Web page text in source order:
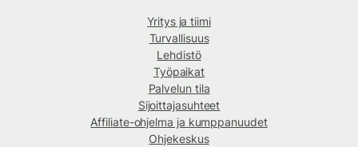
Yritys ja tiimi
Turvallisuus
Lehdistö
Työpaikat
Palvelun tila
Sijoittajasuhteet
Affiliate-ohjelma ja kumppanuudet
Ohjekeskus